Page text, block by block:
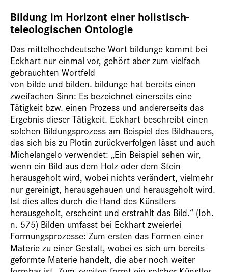
Bildung im Horizont einer holistisch-
teleologischen Ontologie
Das mittelhochdeutsche Wort bildunge kommt bei
Eckhart nur einmal vor, gehört aber zum vielfach
gebrauchten Wortfeld
von bilde und bilden. bildunge hat bereits einen
zweifachen Sinn: Es bezeichnet einerseits eine
Tätigkeit bzw. einen Prozess und andererseits das
Ergebnis dieser Tätigkeit. Eckhart beschreibt einen
solchen Bildungsprozess am Beispiel des Bildhauers,
das sich bis zu Plotin zurückverfolgen lässt und auch
Michelangelo verwendet: „Ein Beispiel sehen wir,
wenn ein Bild aus dem Holz oder dem Stein
herausgeholt wird, wobei nichts verändert, vielmehr
nur gereinigt, herausgehauen und herausgeholt wird.
Ist dies alles durch die Hand des Künstlers
herausgeholt, erscheint und erstrahlt das Bild.“ (Ioh.
n. 575) Bilden umfasst bei Eckhart zweierlei
Formungsprozesse: Zum ersten das Formen einer
Materie zu einer Gestalt, wobei es sich um bereits
geformte Materie handelt, die aber noch weiter